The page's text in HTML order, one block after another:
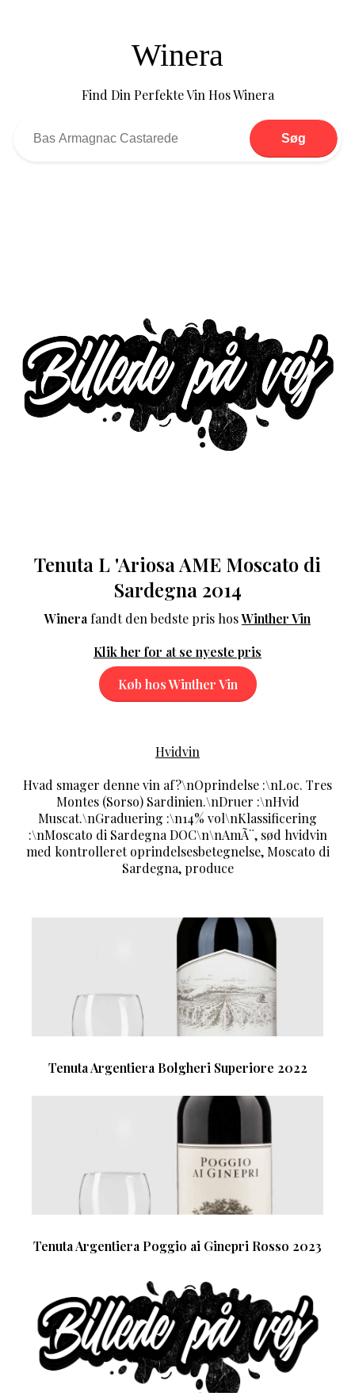
Winera
Find Din Perfekte Vin Hos Winera
Søg
Tenuta L 'Ariosa AME Moscato di
Sardegna 2014
Winera fandt den bedste pris hosWinther Vin
Klik her for at se nyeste pris
Køb hos Winther Vin
Hvidvin
Hvad smager denne vin af?\nOprindelse :\nLoc. Tres
Montes (Sorso) Sardinien.\nDruer :\nHvid
Muscat.\nGraduering :\n14% vol\nKlassificering
:\nMoscato di Sardegna DOC\n\nAmÃ¨, sød hvidvin
med kontrolleret oprindelsesbetegnelse, Moscato di
Sardegna, produce
Tenuta Argentiera Bolgheri Superiore 2022
Tenuta Argentiera Poggio ai Ginepri Rosso 2023